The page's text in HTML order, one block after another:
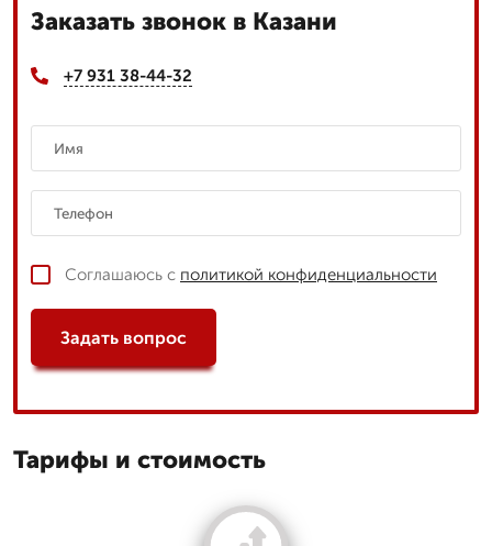
Заказать звонок в Казани
+7 931 38-44-32
Соглашаюсь с политикой конфиденциальности
Задать вопрос
Тарифы и стоимость